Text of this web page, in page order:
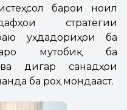
барои ноил
стратегии
уҳдадориҳои ба
мутобиқ ба
ва дигар санадҳои
ба роҳ мондааст.